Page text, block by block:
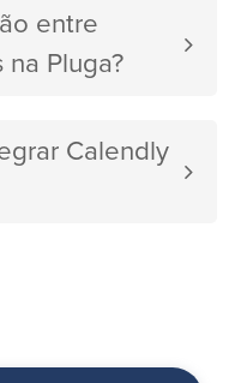
entre
Pluga?
Calendly